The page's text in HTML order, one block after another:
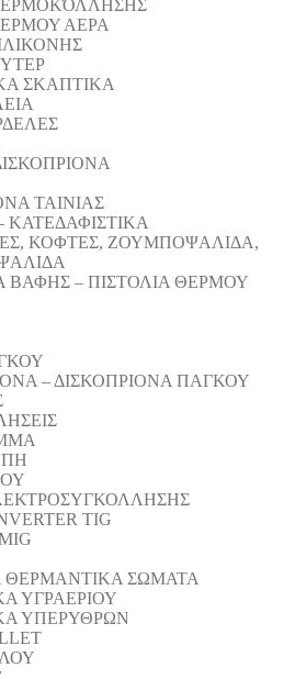
ΑΕΡΑ
ΣΚΑΠΤΙΚΑ
ΤΑΙΝΙΑΣ
ΚΑΤΕΔΑΦΙΣΤΙΚΑ
ΚΟΦΤΕΣ, ΖΟΥΜΠΟΨΑΛΙΔΑ,
ΒΑΦΗΣ – ΠΙΣΤΟΛΙΑ ΘΕΡΜΟΥ
– ΔΙΣΚΟΠΡΙΟΝΑ ΠΑΓΚΟΥ
TIG
ΘΕΡΜΑΝΤΙΚΑ ΣΩΜΑΤΑ
ΥΓΡΑΕΡΙΟΥ
ΥΠΕΡΥΘΡΩΝ